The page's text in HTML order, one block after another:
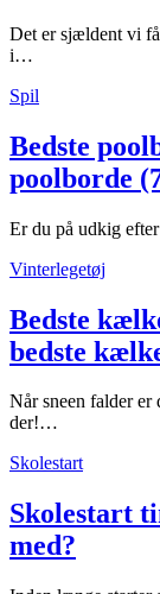
Det er sjældent vi
i…
Spil
Bedste
poolborde
Er du på udkig
Vinterlegetøj
Bedste
bedste
Når sneen falder er
der!…
Skolestart
Skolestart
med?